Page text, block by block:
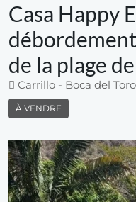
Casa Happy
de la plage
Carrillo - Boca del Toro
À VENDRE